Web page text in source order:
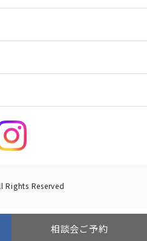
Reserved
相談会ご予約